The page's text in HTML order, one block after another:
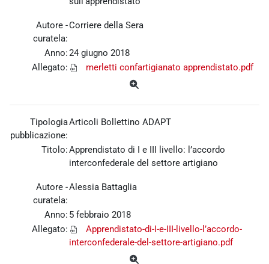
Autore -
curatela:
Corriere della Sera
Anno:24 giugno 2018
Allegato:
merletti confartigianato apprendistato.pdf
Tipologia
pubblicazione:
Articoli Bollettino ADAPT
Titolo:Apprendistato di I e III livello: l’accordo
interconfederale del settore artigiano
Autore -
curatela:
Alessia Battaglia
Anno: 5 febbraio 2018
Allegato:
Apprendistato-di-I-e-III-livello-l’accordo-
interconfederale-del-settore-artigiano.pdf